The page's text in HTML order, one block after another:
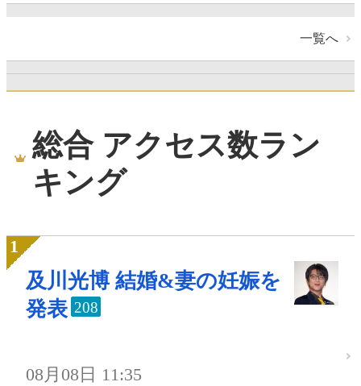
一覧へ
総合 アクセス数ラン
キング
及川光博 結婚&妻の妊娠を
発表 208
08月08日 11:35